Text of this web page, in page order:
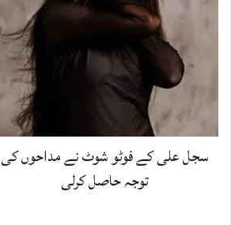
سجل علی کے فوٹو شوٹ نے مداحوں کی
توجہ حاصل کرلی